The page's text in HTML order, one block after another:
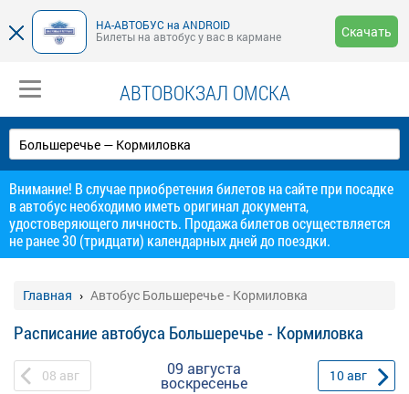
НА-АВТОБУС на ANDROID
Билеты на автобус у вас в кармане
Скачать
АВТОВОКЗАЛ ОМСКА
Внимание! В случае приобретения билетов на сайте при посадке
в автобус необходимо иметь оригинал документа,
удостоверяющего личность. Продажа билетов осуществляется
не ранее 30 (тридцати) календарных дней до поездки.
Главная Автобус Большеречье - Кормиловка
Расписание автобуса Большеречье - Кормиловка
08 авг 09 августа
воскресенье 10авг